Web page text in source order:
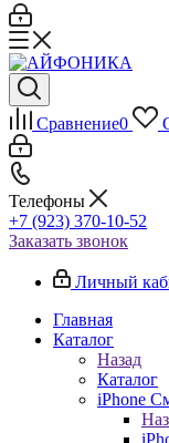
Сравнение0
Телефоны
+7 (923) 370-10-52
Заказать звонок
Личный
Главная
Каталог
Назад
Каталог
iPhone